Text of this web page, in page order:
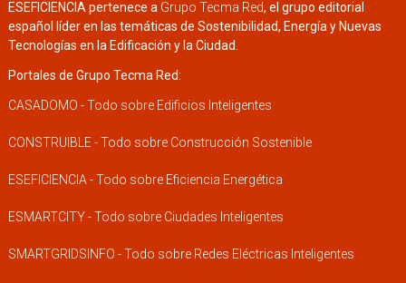
ESEFICIENCIA pertenece a Grupo Tecma Red, el grupo editorial
español líder en las temáticas de Sostenibilidad, Energía y Nuevas
Tecnologías en la Edificación y la Ciudad.
Portales de Grupo Tecma Red:
CASADOMO - Todo sobre Edificios Inteligentes
CONSTRUIBLE - Todo sobre Construcción Sostenible
ESEFICIENCIA - Todo sobre Eficiencia Energética
ESMARTCITY - Todo sobre Ciudades Inteligentes
SMARTGRIDSINFO - Todo sobre Redes Eléctricas Inteligentes